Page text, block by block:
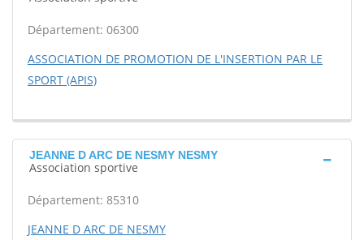
Département: 06300
ASSOCIATION DE PROMOTION DE L'INSERTION PAR LE
SPORT (APIS)
JEANNE D ARC DE NESMY NESMY
Association sportive
Département: 85310
JEANNE D ARC DE NESMY